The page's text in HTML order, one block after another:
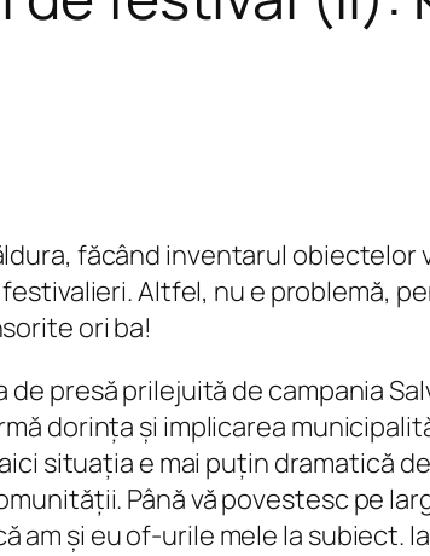
făcând inventarul
Altfel, nu e problemă,
ori ba!
presă prilejuită de campania
dorința și implicarea
situația e mai puțin dramatică
Până vă povestesc pe
am și eu of-urile mele la subiect.